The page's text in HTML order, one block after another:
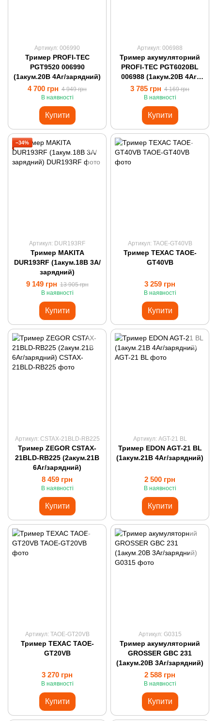
Артикул: 006990
Тример PROFI-TEC
PGT9520 006990
(1акум.20В 4Аг/зарядний)
4 700 грн 4 949 грн
В наявності
Купити
Артикул: 006988
Тример акумуляторний
PROFI-TEC PGT6020BL
006988 (1акум.20В 4Аг/
зарядний)
3 785 грн 4 169 грн
В наявності
Купити
−34%
Артикул: DUR193RF
Тример MAKITA
DUR193RF (1акум.18В 3А/
зарядний)
9 149 грн 13 905 грн
В наявності
Купити
Артикул: TAOE-GT40VB
Тример ТЕХАС TAOE-
GT40VB
3 259 грн
В наявності
Купити
Артикул: CSTAX-21BLD-RB225
Тример ZEGOR CSTAX-
21BLD-RB225 (2акум.21В
6Аг/зарядний)
8 459 грн
В наявності
Купити
Артикул: AGT-21 BL
Тример EDON AGT-21 BL
(1акум.21В 4Аг/зарядний)
2 500 грн
В наявності
Купити
Артикул: TAOE-GT20VB
Тример ТЕХАС TAOE-
GT20VB
3 270 грн
В наявності
Купити
Артикул: G0315
Тример акумуляторний
GROSSER GBC 231
(1акум.20В 3Аг/зарядний)
2 588 грн
В наявності
Купити